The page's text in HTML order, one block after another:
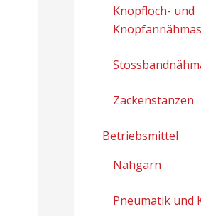
Knopfloch- und
Zackenstanzen
Betriebsmittel
Nähgarn
Pneumatik und